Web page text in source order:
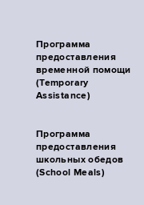
Программа
предоставления
временной помощи
(Temporary
Assistance)
Программа
предоставления
школьных обедов
(School Meals)